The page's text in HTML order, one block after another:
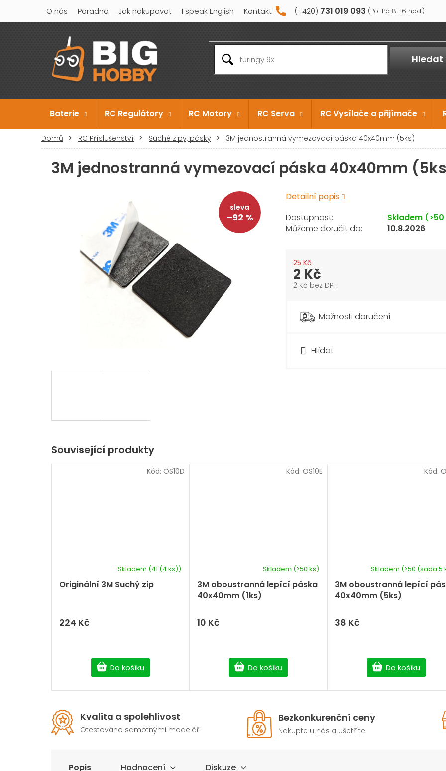
obsah
731 019 093
O nás Poradna Jak nakupovat I speak English Kontakt
Hledat
Baterie RC Regulátory RC Motory RC Serva RC Vysílače a přijímače
Domů RC Příslušenství Suché zipy, pásky 3M jednostranná vymezovací páska 40x40mm (5ks)
3M jednostranná vymezovací páska 40x40mm
–92 %
Detailní popis
Hlídat
Skladem
10.8.2026
25 Kč
2 Kč
2 Kč bez DPH
Možnosti doručení
Související produkty
Originální 3M Suchý zip
Skladem (41 (4 ks))
224 Kč
Do košíku
Kód: OS10D
3M oboustranná lepící páska
40x40mm (1ks)
Skladem (>50 ks)
10 Kč
Do košíku
Kód: OS10E
3M oboustranná lepící
40x40mm (5ks)
Skladem (>50 (sada 5
38 Kč
Do košíku
Kód:
Kvalita a spolehlivost
Otestováno samotnými modeláři
Bezkonkurenční ceny
Nakupte u nás a ušetříte
Popis Hodnocení Diskuze